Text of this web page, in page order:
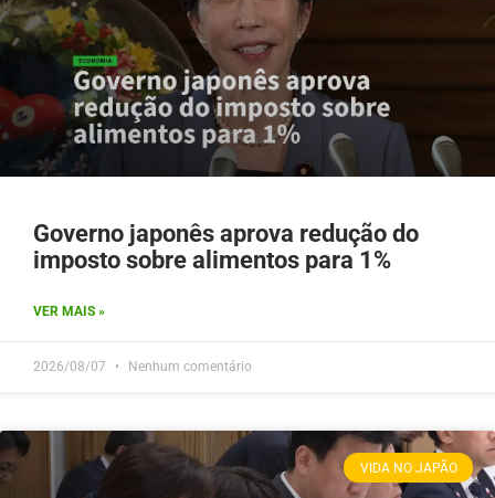
Governo japonês aprova redução do
imposto sobre alimentos para 1%
VER MAIS »
2026/08/07 Nenhum comentário
VIDA NO JAPÃO